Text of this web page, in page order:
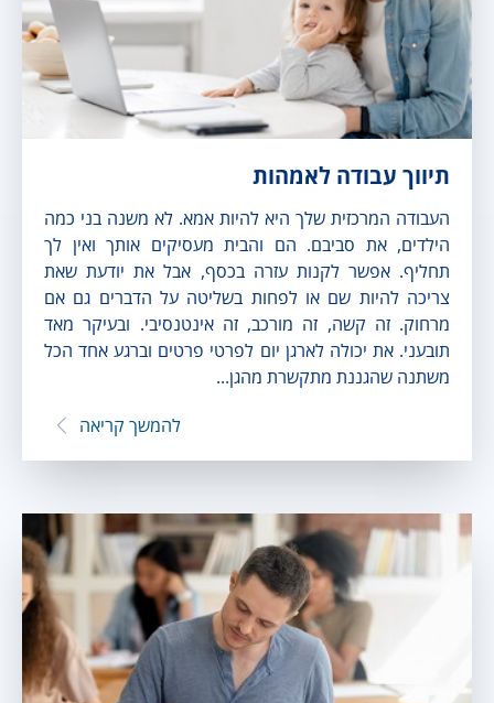
תיווך עבודה לאמהות
העבודה המרכזית שלך היא להיות אמא. לא משנה בני כמה
הילדים, את סביבם. הם והבית מעסיקים אותך ואין לך
תחליף. אפשר לקנות עזרה בכסף, אבל את יודעת שאת
צריכה להיות שם או לפחות בשליטה על הדברים גם אם
מרחוק. זה קשה, זה מורכב, זה אינטנסיבי. ובעיקר מאד
תובעני. את יכולה לארגן יום לפרטי פרטים וברגע אחד הכל
משתנה שהגננת מתקשרת מהגן...
להמשך קריאה